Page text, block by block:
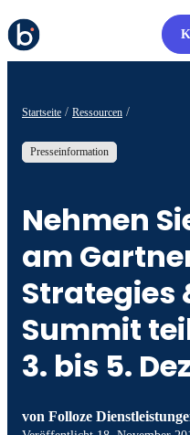
Startseite Ressourcen
Presseinformation
Nehmen
am
Strategies
Summit
3. bis 5.
von Folloze